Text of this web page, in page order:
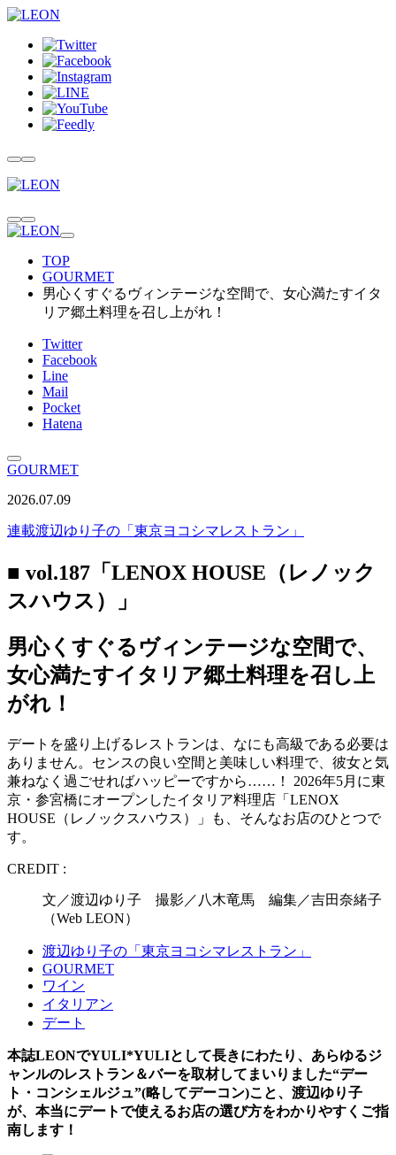
TOP
GOURMET
男心くすぐるヴィンテージな空間で、女心満たすイタ
リア郷土料理を召し上がれ！
Twitter
Facebook
Line
Mail
Pocket
Hatena
GOURMET
2026.07.09
連載渡辺ゆり子の「東京ヨコシマレストラン」
■ vol.187「LENOX HOUSE（レノック
スハウス）」
男心くすぐるヴィンテージな空間で、
女心満たすイタリア郷土料理を召し上
がれ！
デートを盛り上げるレストランは、なにも高級である必要は
ありません。センスの良い空間と美味しい料理で、彼女と気
兼ねなく過ごせればハッピーですから……！ 2026年5月に東
京・参宮橋にオープンしたイタリア料理店「LENOX
HOUSE（レノックスハウス）」も、そんなお店のひとつで
す。
CREDIT :
文／渡辺ゆり子 撮影／八木竜馬 編集／吉田奈緒子
（Web LEON）
渡辺ゆり子の「東京ヨコシマレストラン」
GOURMET
ワイン
イタリアン
デート
本誌LEONでYULI*YULIとして長きにわたり、あらゆるジ
ャンルのレストラン＆バーを取材してまいりました“デー
ト・コンシェルジュ”(略してデーコン)こと、渡辺ゆり子
が、本当にデートで使えるお店の選び方をわかりやすくご指
南します！